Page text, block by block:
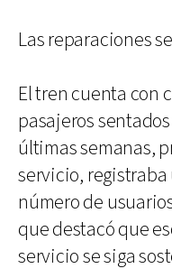
Las reparaciones
El tren cuenta con
pasajeros
últimas semanas,
servicio,
número de
que destacó que
servicio se siga